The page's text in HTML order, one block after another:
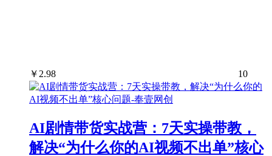
￥ 2.98 10
AI剧情带货实战营：7天实操带教，
解决“为什么你的AI视频不出单”核心